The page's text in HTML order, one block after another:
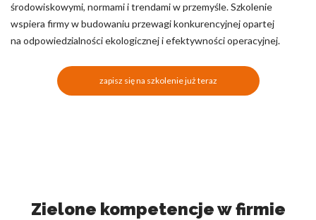
środowiskowymi, normami i trendami w przemyśle. Szkolenie
wspiera firmy w budowaniu przewagi konkurencyjnej opartej
na odpowiedzialności ekologicznej i efektywności operacyjnej.
zapisz się na szkolenie już teraz
Zielone kompetencje w firmie